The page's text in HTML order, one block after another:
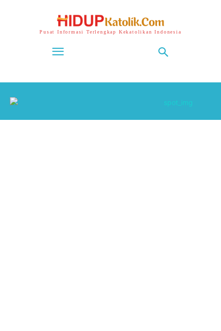
Pusat Informasi Terlengkap Kekatolikan Indonesia